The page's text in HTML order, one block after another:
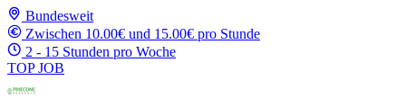
Bundesweit
Zwischen 10.00€ und 15.00€ pro Stunde
2 - 15 Stunden pro Woche
TOP JOB